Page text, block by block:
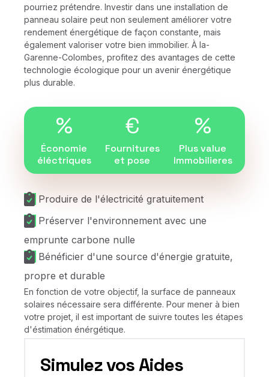
pourriez prétendre. Investir dans une installation de
panneau solaire peut non seulement améliorer votre
rendement énergétique de façon constante, mais
également valoriser votre bien immobilier. À la-
Garenne-Colombes, profitez des avantages de cette
technologie écologique pour un avenir énergétique
plus durable.
%
Économie
éléctriques
€
Fournitures
et pose
%
Plus value
Immobilieres
Produire de l'électricité gratuitement
Préserver l'environnement avec une
emprunte carbone nulle
Bénéficier d'une source d'énergie gratuite,
propre et durable
En fonction de votre objectif, la surface de panneaux
solaires nécessaire sera différente. Pour mener à bien
votre projet, il est important de suivre toutes les étapes
d'éstimation énérgétique.
Simulez vos Aides